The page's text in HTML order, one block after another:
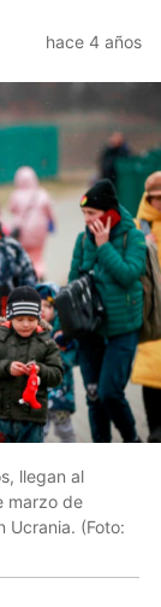
hace 4 años
llegan al
marzo de
Ucrania. (Foto: